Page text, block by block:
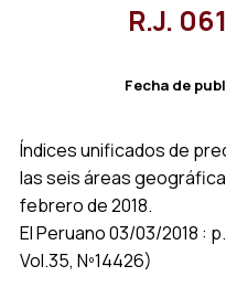
R.J.
Fecha de
Índices unificados de
las seis áreas
febrero de 2018.
El Peruano 03/03/2018 :
Vol.35, Nº14426)